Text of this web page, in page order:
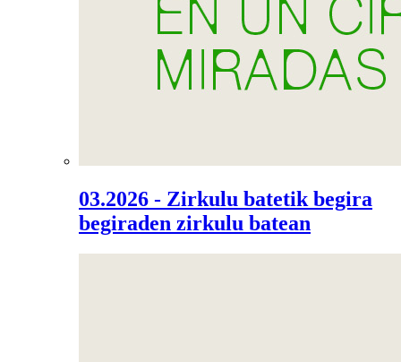
03.2026 - Zirkulu batetik begira
begiraden zirkulu batean